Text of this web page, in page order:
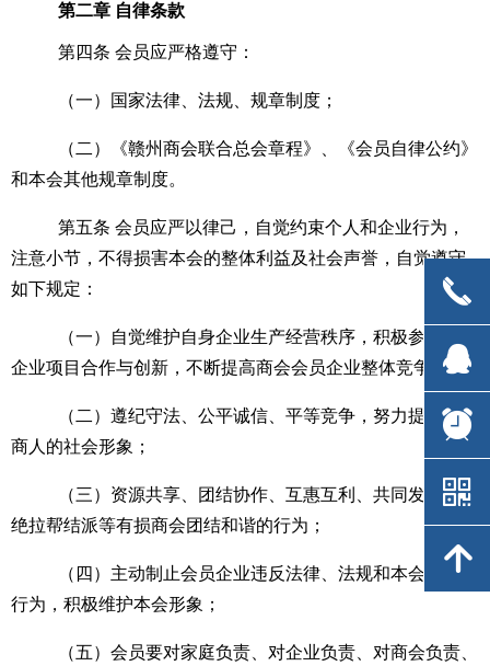
第二章 自律条款
第四条 会员应严格遵守：
（一）国家法律、法规、规章制度；
（二）《赣州商会联合总会章程》、《会员自律公约》
和本会其他规章制度。
第五条 会员应严以律己，自觉约束个人和企业行为，
注意小节，不得损害本会的整体利益及社会声誉，自觉遵守
如下规定：
（一）自觉维护自身企业生产经营秩序，积极参与会员
企业项目合作与创新，不断提高商会会员企业整体竞争力；
（二）遵纪守法、公平诚信、平等竞争，努力提升赣州
商人的社会形象；
（三）资源共享、团结协作、互惠互利、共同发展，拒
绝拉帮结派等有损商会团结和谐的行为；
（四）主动制止会员企业违反法律、法规和本会章程的
行为，积极维护本会形象；
（五）会员要对家庭负责、对企业负责、对商会负责、
끅
뀩
뀥
낃
녕
끅
뀩
뀥
낃
녕